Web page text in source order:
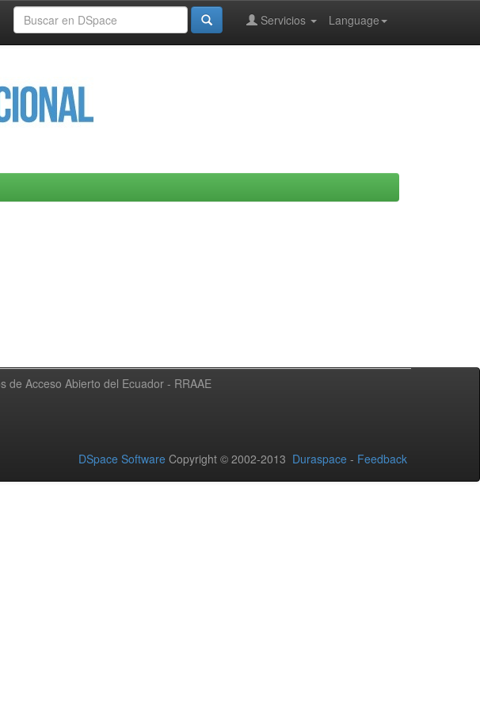
Language
Servicios
de Acceso Abierto del Ecuador - RRAAE
DSpace Software Copyright © 2002-2013 Duraspace - Feedback